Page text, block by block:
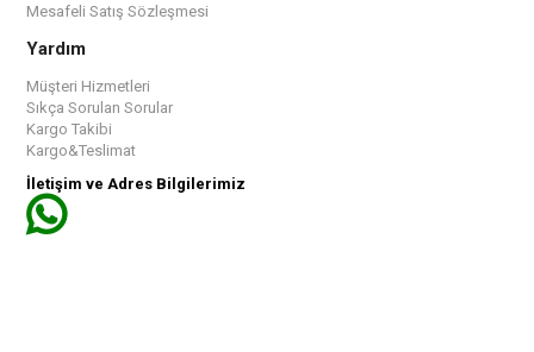
Mesafeli Satış Sözleşmesi
Yardım
Müşteri Hizmetleri
Sıkça Sorulan Sorular
Kargo Takibi
Kargo&Teslimat
İletişim ve Adres Bilgilerimiz